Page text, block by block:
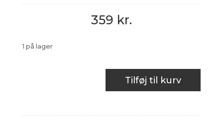
359 kr.
1 på lager
Tilføj til kurv